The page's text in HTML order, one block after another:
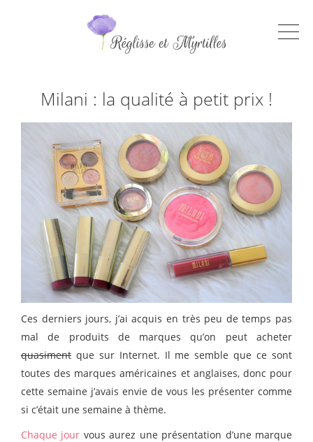
Milani : la qualité à petit prix !
Ces derniers jours, j’ai acquis en très peu de temps pas
mal de produits de marques qu’on peut acheter
quasiment que sur Internet. Il me semble que ce sont
toutes des marques américaines et anglaises, donc pour
cette semaine j’avais envie de vous les présenter comme
si c’était une semaine à thème.
Chaque jour vous aurez une présentation d’une marque